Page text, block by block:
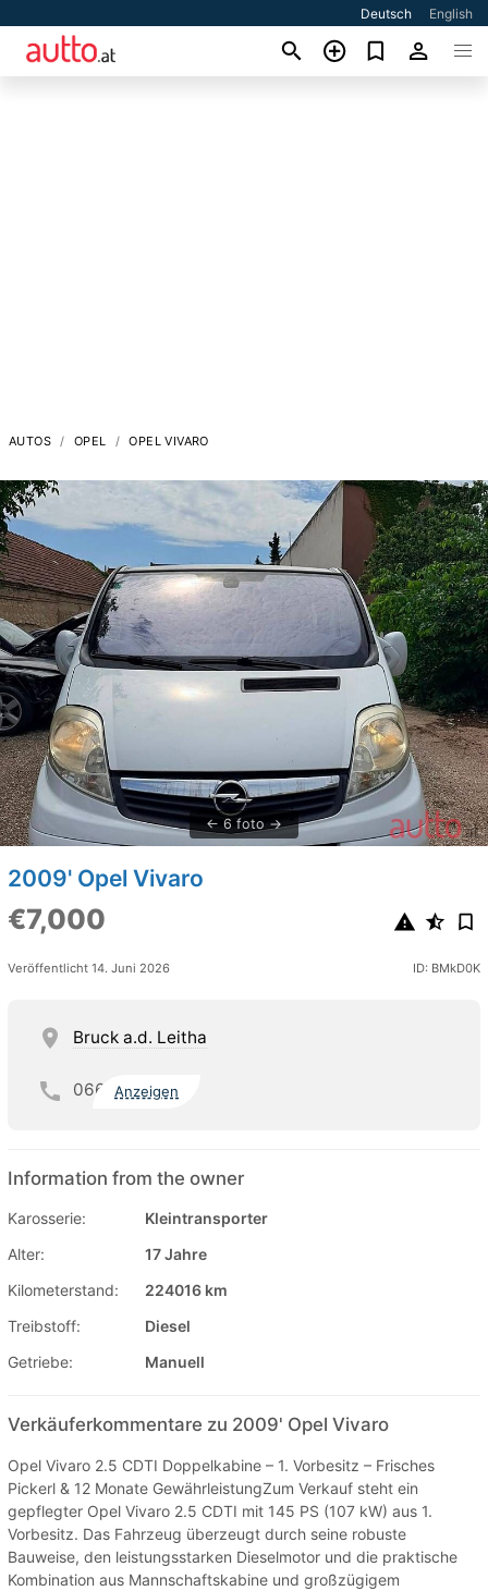
Deutsch English
AUTOS OPEL OPEL VIVARO
6 foto
2009' Opel Vivaro
€7,000
Veröffentlicht 14. Juni 2026 ID: BMkD0K
Bruck a.d. Leitha
066 Anzeigen
Information from the owner
Karosserie:
Kleintransporter
Alter:
17 Jahre
Kilometerstand:
224016 km
Treibstoff:
Diesel
Getriebe:
Manuell
Verkäuferkommentare zu 2009' Opel Vivaro
Opel Vivaro 2.5 CDTI Doppelkabine – 1. Vorbesitz – Frisches
Pickerl & 12 Monate GewährleistungZum Verkauf steht ein
gepflegter Opel Vivaro 2.5 CDTI mit 145 PS (107 kW) aus 1.
Vorbesitz. Das Fahrzeug überzeugt durch seine robuste
Bauweise, den leistungsstarken Dieselmotor und die praktische
Kombination aus Mannschaftskabine und großzügigem